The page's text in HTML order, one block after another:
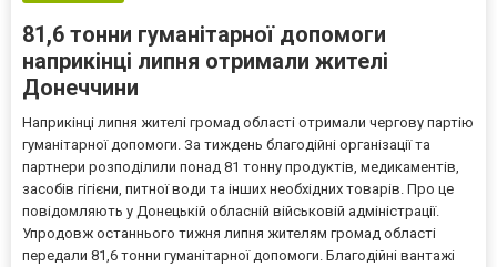
81,6 тонни гуманітарної допомоги
наприкінці липня отримали жителі
Донеччини
Наприкінці липня жителі громад області отримали чергову партію
гуманітарної допомоги. За тиждень благодійні організації та
партнери розподілили понад 81 тонну продуктів, медикаментів,
засобів гігієни, питної води та інших необхідних товарів. Про це
повідомляють у Донецькій обласній військовій адміністрації.
Упродовж останнього тижня липня жителям громад області
передали 81,6 тонни гуманітарної допомоги. Благодійні вантажі